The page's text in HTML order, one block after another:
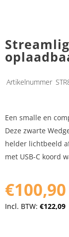
Artikelnummer
Een smalle en
Deze zwarte
helder lichtbeeld
met USB-C koord
€100,90
Incl. BTW: €122,09